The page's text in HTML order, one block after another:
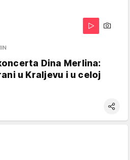
Dina Merlina:
u Kraljevu i u celoj